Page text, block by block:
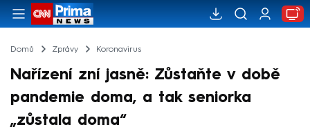
Domů Zprávy Koronavirus
Nařízení zní jasně: Zůstaňte v době
pandemie doma, a tak seniorka
„zůstala doma“